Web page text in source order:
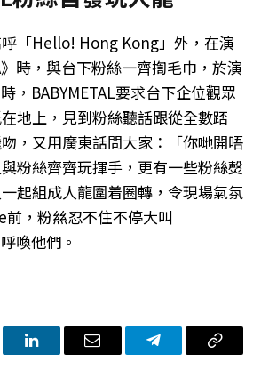
「Hello! Hong Kong」外，在演
》時，與台下粉絲一齊揈毛巾，於演
，BABYMETAL要求台下企位觀眾
地上，見到粉絲聽話跟從全數踎
，又用廣東話問大家：「你哋開唔
粉絲齊齊玩揮手，更有一些粉絲㷫
起組成人龍圍着圈轉，令現場氣氛
，粉𢇁忍不住不停大叫
喚他們。
LinkedIn电
Telegram复